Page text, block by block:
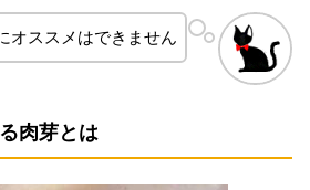
オススメはできません
肉芽とは